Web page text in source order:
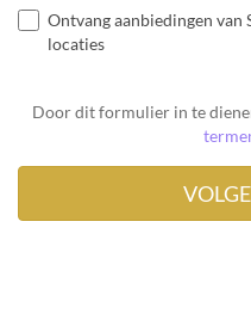
Ontvang aanbiedingen
locaties
Door dit formulier in te